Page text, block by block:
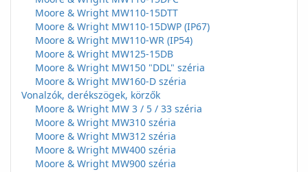
Moore & Wright MW110-15DTT
Moore & Wright MW110-15DWP (IP67)
Moore & Wright MW110-WR (IP54)
Moore & Wright MW125-15DB
Moore & Wright MW150 "DDL" széria
Moore & Wright MW160-D széria
Vonalzók, derékszögek, körzők
Moore & Wright MW 3 / 5 / 33 széria
Moore & Wright MW310 széria
Moore & Wright MW312 széria
Moore & Wright MW400 széria
Moore & Wright MW900 széria